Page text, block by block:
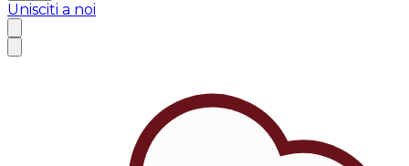
Unisciti a noi